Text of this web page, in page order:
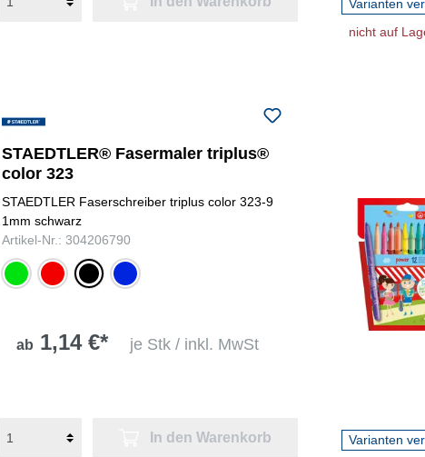
Varianten
nicht auf
STAEDTLER® Fasermaler triplus®
color 323
STAEDTLER Faserschreiber triplus color 323-9
1mm schwarz
Artikel-Nr.: 304206790
grün schwarzblau
ab 1,14 €* je Stk / inkl. MwSt
In den Warenkorb
Varianten